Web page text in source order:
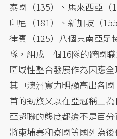
泰國（135）、馬來西亞（
印尼（181）、新加坡（
律賓（125）八個東南亞足
隊，組成一個16隊的跨國
區域性整合發展作為因應
其中澳洲實力明顯高出各
首的勁旅又以在亞冠稱王
亞超聯的態度都還不是百
將柬埔寨和寮國等國列為後